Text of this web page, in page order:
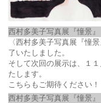
西村多美子写真展『憧景
〈西村多美子写真展『憧
了いたしました。
そして次回の展示は、１
たします。
こちらもご期待ください！
西村多美子写真展『憧景』